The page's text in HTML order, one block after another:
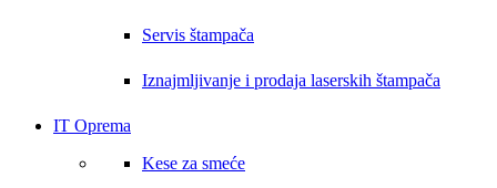
Servis štampača
Iznajmljivanje i prodaja laserskih štampača
IT Oprema
Kese za smeće